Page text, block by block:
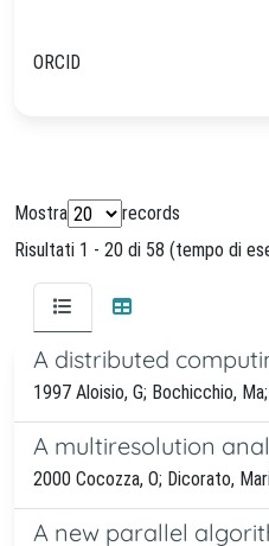
ORCID
Mostra
records
Risultati 1 - 20 di 58 (tempo di
A distributed
1997 Aloisio, G; Bochicchio,
A multiresolution
2000 Cocozza, O; Dicorato,
A new parallel